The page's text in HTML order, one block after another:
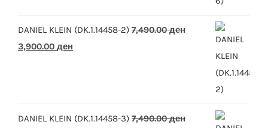
DANIEL KLEIN (DK.1.14458-2) 7,490.00ден
Original
3,900.00 ден
DANIEL KLEIN (DK.1.14458-3) 7,490.00ден